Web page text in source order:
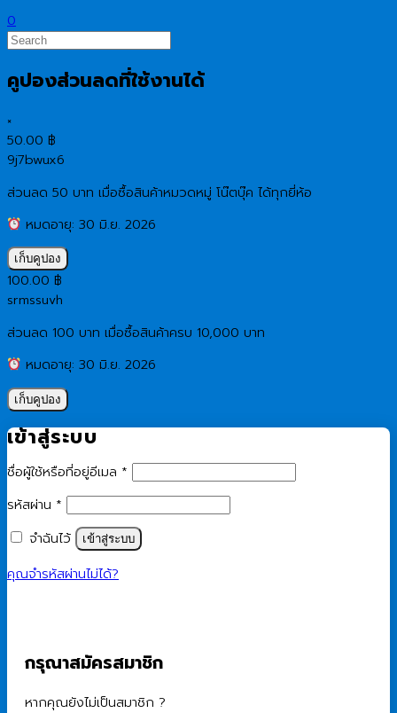
0
คูปองส่วนลดที่ใช้งานได้
×
50.00 ฿
9j7bwux6
ส่วนลด 50 บาท เมื่อซื้อสินค้าหมวดหมู่ โน๊ตบุ๊ค ได้ทุกยี่ห้อ
หมดอายุ: 30 มิ.ย. 2026
เก็บคูปอง
100.00 ฿
srmssuvh
ส่วนลด 100 บาท เมื่อซื้อสินค้าครบ 10,000 บาท
หมดอายุ: 30 มิ.ย. 2026
เก็บคูปอง
เข้าสู่ระบบ
ชื่อผู้ใช้หรือที่อยู่อีเมล *
รหัสผ่าน *
จำฉันไว้
เข้าสู่ระบบ
คุณจำรหัสผ่านไม่ได้?
กรุณาสมัครสมาชิก
หากคุณยังไม่เป็นสมาชิก ?